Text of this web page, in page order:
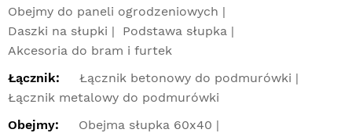
Obejmy do paneli ogrodzeniowych
Daszki na słupki
Podstawa słupka
Akcesoria do bram i furtek
Łącznik:
Łącznik betonowy do podmurówki
Łącznik metalowy do podmurówki
Obejmy:
Obejma słupka 60x40